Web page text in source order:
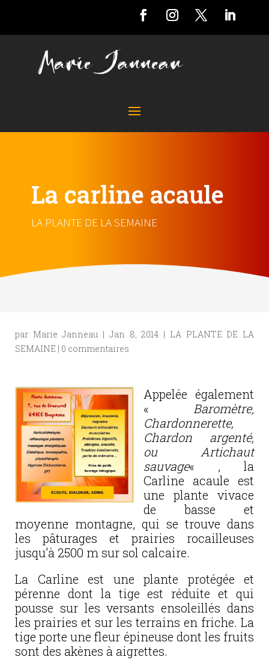
La carline acaule
LA PLANTE DE LA SEMAINE
par Marie Janneau | Jan 8, 2014 | LA PLANTE DE LA
SEMAINE | 0 commentaires
Appelée également
« Baromètre,
Chardonnerette,
Chardon argenté,
ou Artichaut
sauvage« , la
Carline acaule est
une plante vivace
de basse et
moyenne montagne, qui se trouve dans
les pâturages et prairies rocailleuses
jusqu’à 2500 m sur sol calcaire.
La Carline est une plante protégée et
pérenne dont la tige est réduite et qui
pousse sur les versants ensoleillés dans
les prairies et sur les terrains en friche. La
tige porte une fleur épineuse dont les fruits
sont des akènes à aigrettes.